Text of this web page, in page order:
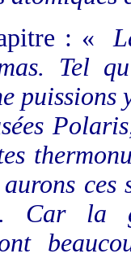
: «
Tel
ces
Car la